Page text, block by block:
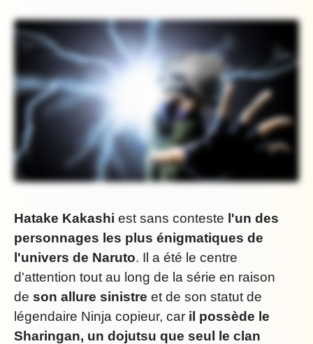
Hatake Kakashi est sans conteste l'un des
personnages les plus énigmatiques de
l'univers de Naruto. Il a été le centre
d'attention tout au long de la série en raison
de son allure sinistre et de son statut de
légendaire Ninja copieur, car il possède le
Sharingan, un dojutsu que seul le clan